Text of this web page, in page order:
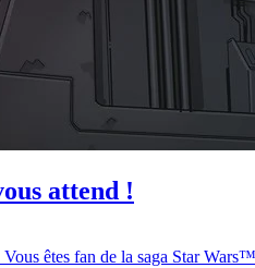
attend !
êtes fan de la saga Star